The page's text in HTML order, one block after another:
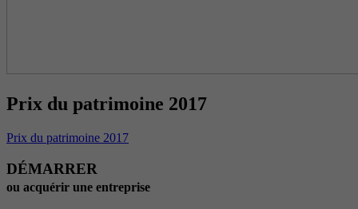
Prix du patrimoine 2017
Prix du patrimoine 2017
DÉMARRER
ou acquérir une entreprise